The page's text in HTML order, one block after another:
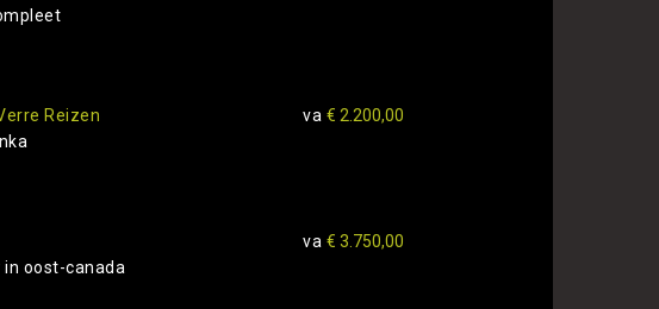
Reizen
va € 2.200,00
in oost-canada
va € 3.750,00